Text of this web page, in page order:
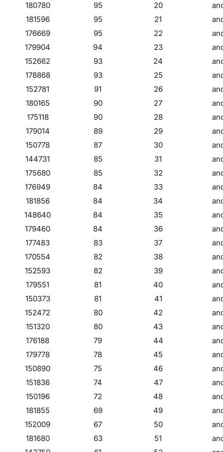
180780
95 20
181596
95 21
176669
95 22
179904
94 23
152662
93 24
178868
93 25
152781
91 26
180165
90 27
175118
90 28
179014
89 29
150778
87 30
144731
85 31
175680
85 32
176949
84 33
181856
84 34
148640
84 35
179460
84 36
177483
83 37
170554
82 38
152593
82 39
179551
81 40
150373
81 41
152472
80 42
151320
80 43
176188
79 44
179778
78 45
150890
75 46
151836
74 47
150196
72 48
181855
69 49
152009
67 50
181680
63 51